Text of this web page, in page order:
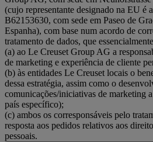
(cujo representante designado na EU é
B62153630, com sede em Paseo de
Espanha), com base num acordo de
tratamento de dados, que
(a) ao Le Creuset Group AG a
de marketing e experiência de cliente
(b) às entidades Le Creuset locais o
dessa estratégia, assim como o
comunicações/iniciativas de marketing
país específico);
(c) ambos os corresponsáveis pelo
resposta aos pedidos relativos aos
pessoais.